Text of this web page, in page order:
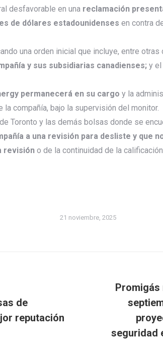
desfavorable en una reclamación
de dólares estadounidenses en contra
una orden inicial que incluye, entre otras
y sus subsidiarias canadienses; y el
permanecerá en su cargo y la
compañía, bajo la supervisión del monitor.
Toronto y las demás bolsas donde se
a una revisión para desliste y que
revisión o de la continuidad de la
21 noviembre, 2025
de
reputación
Publicación
siguiente:
seguridad